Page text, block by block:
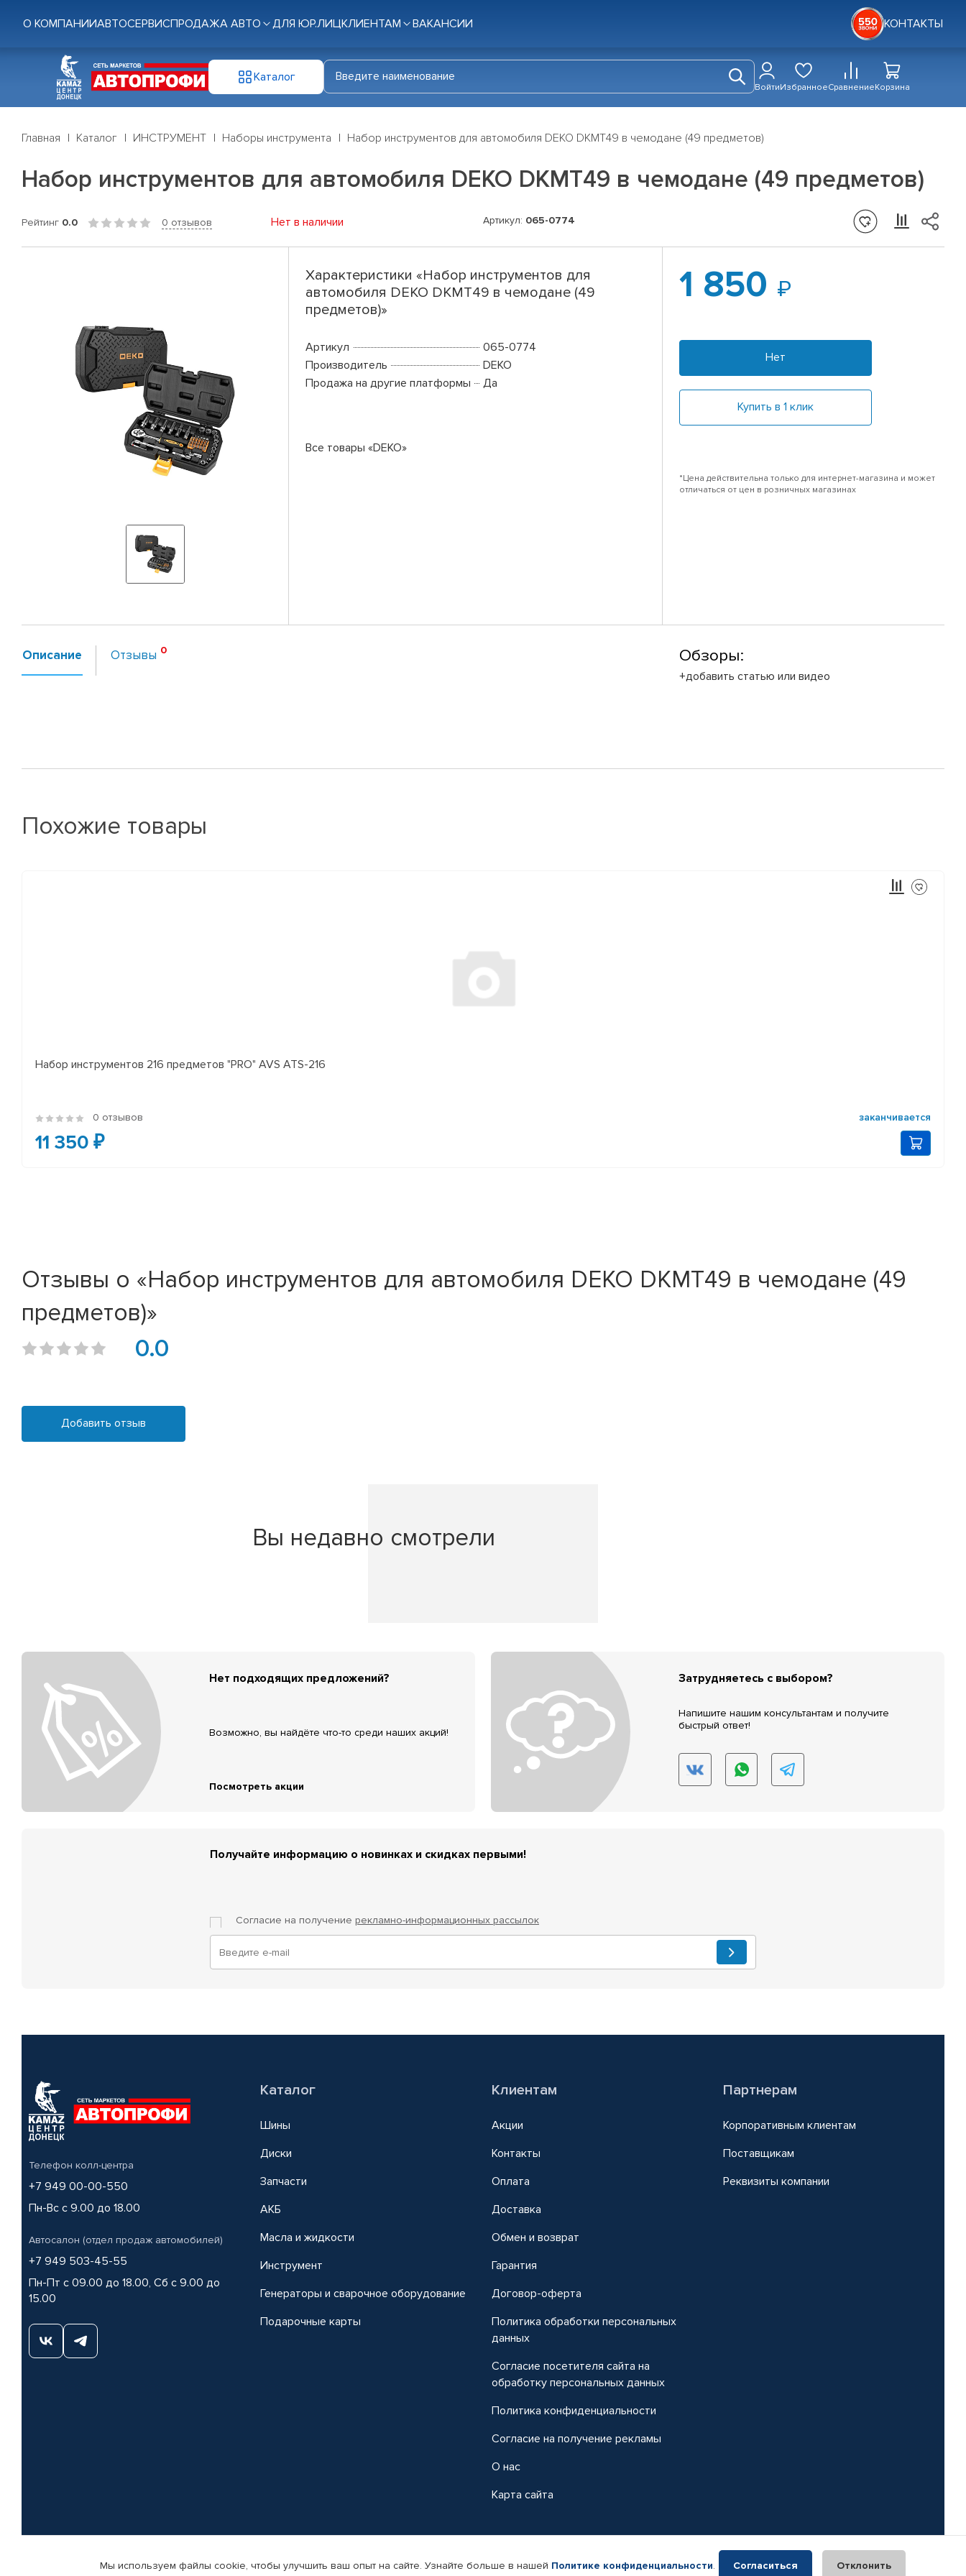
О КОМПАНИИАВТОСЕРВИСПРОДАЖА АВТО ДЛЯ ЮР.ЛИЦКЛИЕНТАМ ВАКАНСИИ КОНТАКТЫ
Каталог
ВойтиИзбранноеСравнениеКорзина
Главная Каталог ИНСТРУМЕНТ Наборы инструмента Набор инструментов для автомобиля DEKO DKMT49 в чемодане (49 предметов)
Набор инструментов для автомобиля DEKO DKMT49 в чемодане (49 предметов)
Рейтинг 0.0 0 отзывов Нет в наличии Артикул: 065-0774
Характеристики «Набор инструментов для
автомобиля DEKO DKMT49 в чемодане (49
предметов)»
Артикул
065-0774
Производитель
DEKO
Продажа на другие платформы
Да
Все товары «DEKO»
1 850
Нет
Купить в 1 клик
*Цена действительна только для интернет-магазина и может
отличаться от цен в розничных магазинах
Описание Отзывы Обзоры:
+добавить статью или видео
Похожие товары
Набор инструментов 216 предметов "PRO" AVS ATS-216
0 отзывов заканчивается
11 350 ₽
Отзывы о «Набор инструментов для автомобиля DEKO DKMT49 в чемодане (49
предметов)»
0.0
Добавить отзыв
Вы недавно смотрели
Нет подходящих предложений?
Возможно, вы найдёте что-то среди наших акций!
Посмотреть акции
Затрудняетесь с выбором?
Напишите нашим консультантам и получите
быстрый ответ!
Получайте информацию о новинках и скидках первыми!
Согласие на получение рекламно-информационных рассылок
Телефон колл-центра
+7 949 00-00-550
Пн-Вс с 9.00 до 18.00
Автосалон (отдел продаж автомобилей)
+7 949 503-45-55
Пн-Пт с 09.00 до 18.00, Сб с 9.00 до
15.00
Каталог
Шины
Диски
Запчасти
АКБ
Масла и жидкости
Инструмент
Генераторы и сварочное оборудование
Подарочные карты
Клиентам
Акции
Контакты
Оплата
Доставка
Обмен и возврат
Гарантия
Договор-оферта
Политика обработки персональных
данных
Согласие посетителя сайта на
обработку персональных данных
Политика конфиденциальности
Согласие на получение рекламы
О нас
Карта сайта
Партнерам
Корпоративным клиентам
Поставщикам
Реквизиты компании
© КАМАЗ ЦЕНТР ДОНЕЦК, 2015-2026. Все права защищены. Интернет-магазин автомобильных товаров Автопрофи.
Мы используем файлы cookie, чтобы улучшить ваш опыт на сайте. Узнайте больше в нашей Политике конфиденциальности. Согласиться Отклонить